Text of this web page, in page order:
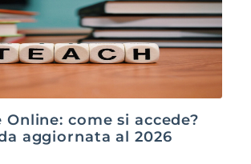
Online: come si accede?
aggiornata al 2026